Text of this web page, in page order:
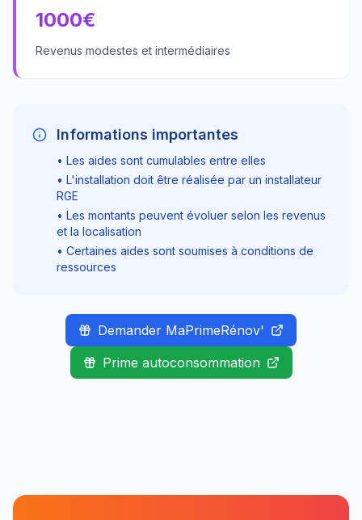
1000€
Revenus modestes et intermédiaires
Informations importantes
• Les aides sont cumulables entre elles
• L'installation doit être réalisée par un installateur
RGE
• Les montants peuvent évoluer selon les revenus
et la localisation
• Certaines aides sont soumises à conditions de
ressources
Demander MaPrimeRénov'
Prime autoconsommation